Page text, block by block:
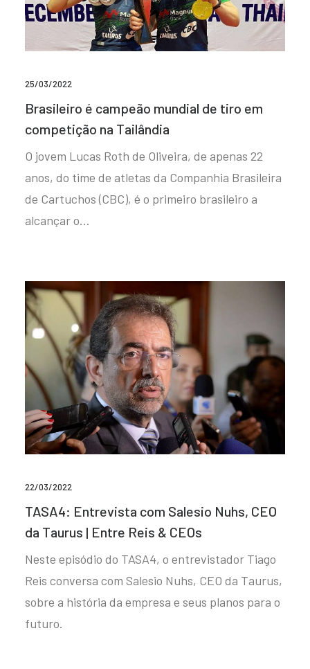
25/03/2022
Brasileiro é campeão mundial de tiro em
competição na Tailândia
O jovem Lucas Roth de Oliveira, de apenas 22
anos, do time de atletas da Companhia Brasileira
de Cartuchos (CBC), é o primeiro brasileiro a
alcançar o…
22/03/2022
TASA4: Entrevista com Salesio Nuhs, CEO
da Taurus | Entre Reis & CEOs
Neste episódio do TASA4, o entrevistador Tiago
Reis conversa com Salesio Nuhs, CEO da Taurus,
sobre a história da empresa e seus planos para o
futuro.